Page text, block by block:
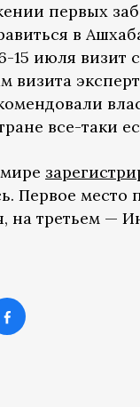
первых
в
15 июля визит
визита
все-таки
Первое
на третьем —